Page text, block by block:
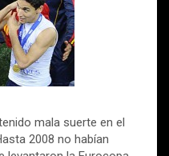
mala suerte en el
2008 no habían